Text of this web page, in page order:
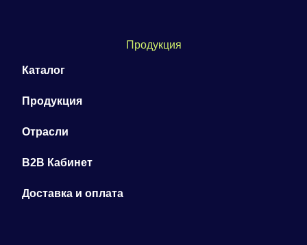
Продукция
Каталог
Продукция
Отрасли
B2B Кабинет
Доставка и оплата